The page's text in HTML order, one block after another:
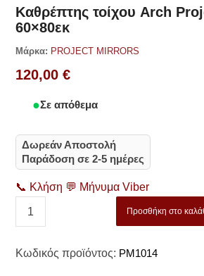
Καθρέπτης τοίχου Arch
60×80εκ
Μάρκα: PROJECT MIRRORS
120,00€
Σε απόθεμα
Δωρεάν Αποστολή
Παράδοση σε 2-5 ημέρες
📞 Κλήση 💬 Μήνυμα Viber
Προσθήκη στο
Κωδικός προϊόντος: PM1014